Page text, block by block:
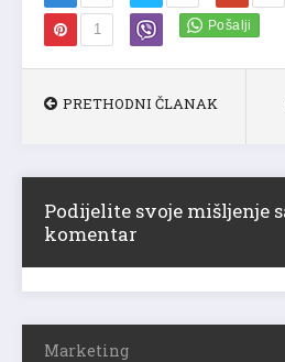
1
PRETHODNI ČLANAK
Podijelite svoje mišljenje
komentar
Marketing